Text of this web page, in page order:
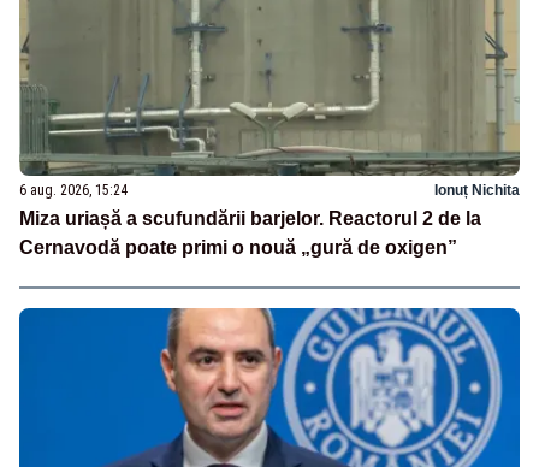
6 aug. 2026, 15:24 Ionuț Nichita
Miza uriașă a scufundării barjelor. Reactorul 2 de la
Cernavodă poate primi o nouă „gură de oxigen”